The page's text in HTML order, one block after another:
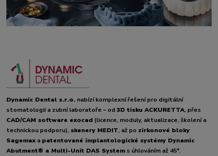
Dynamic Dental s.r.o. nabízí komplexní řešení pro digitální
stomatologii a zubní laboratoře – od3D tisku ACKURETTA, přes
CAD/CAM software exocad (licence, moduly, aktualizace, školení a
technickou podporu), skenery MEDIT, až po zirkonové bloky
Sagemax a patentované implantologické systémy Dynamic
Abutment® a Multi-Unit DAS System s úhlováním až 45°.